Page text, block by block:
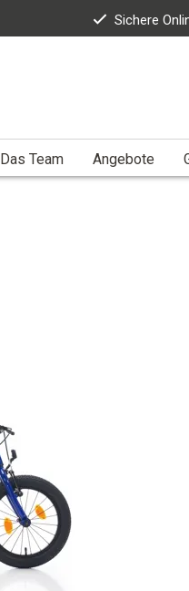
Sichere
Das Team Angebote